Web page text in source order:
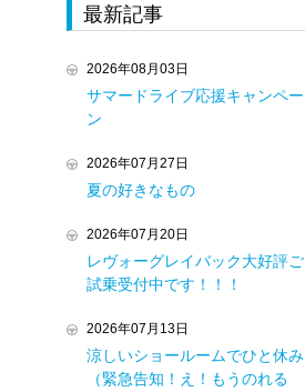
最新記事
2026年08月03日
サマードライブ応援キャンペー
ン
2026年07月27日
夏の好きなもの
2026年07月20日
レヴォーグレイバック大好評ご
試乗受付中です！！！
2026年07月13日
涼しいショールームでひと休み
（緊急告知！え！もうのれる